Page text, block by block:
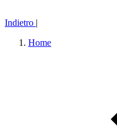
Indietro |
Home